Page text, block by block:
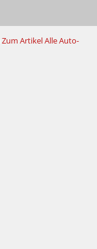
Zum ArtikelAlle Auto-